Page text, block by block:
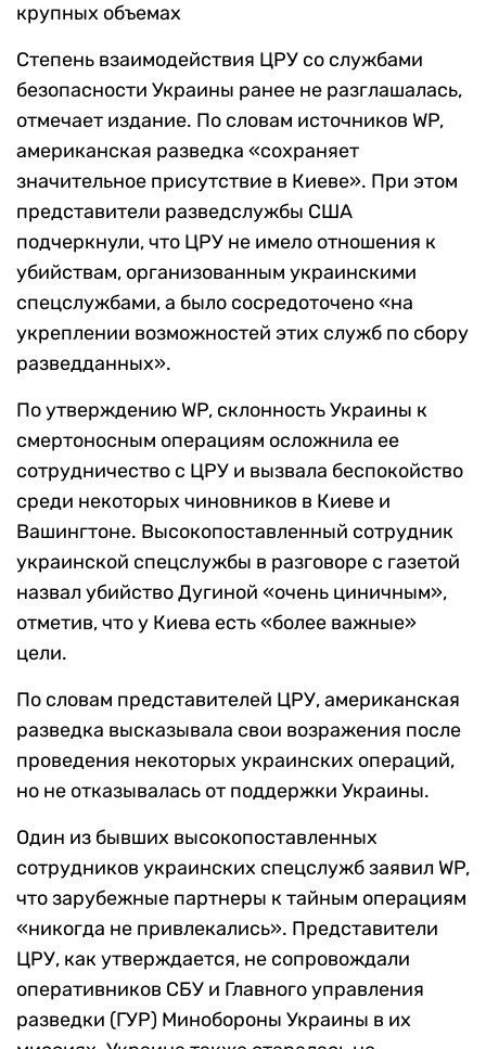
крупных объемах
Степень взаимодействия ЦРУ со службами
безопасности Украины ранее не разглашалась,
отмечает издание. По словам источников WP,
американская разведка «сохраняет
значительное присутствие в Киеве». При этом
представители разведслужбы США
подчеркнули, что ЦРУ не имело отношения к
убийствам, организованным украинскими
спецслужбами, а было сосредоточено «на
укреплении возможностей этих служб по сбору
разведданных».
По утверждению WP, склонность Украины к
смертоносным операциям осложнила ее
сотрудничество с ЦРУ и вызвала беспокойство
среди некоторых чиновников в Киеве и
Вашингтоне. Высокопоставленный сотрудник
украинской спецслужбы в разговоре с газетой
назвал убийство Дугиной «очень циничным»,
отметив, что у Киева есть «более важные»
цели.
По словам представителей ЦРУ, американская
разведка высказывала свои возражения после
проведения некоторых украинских операций,
но не отказывалась от поддержки Украины.
Один из бывших высокопоставленных
сотрудников украинских спецслужб заявил WP,
что зарубежные партнеры к тайным операциям
«никогда не привлекались». Представители
ЦРУ, как утверждается, не сопровождали
оперативников СБУ и Главного управления
разведки (ГУР) Минобороны Украины в их